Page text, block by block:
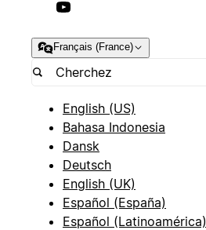
Français (France)
English (US)
Bahasa Indonesia
Dansk
Deutsch
English (UK)
Español (España)
Español (Latinoamérica)